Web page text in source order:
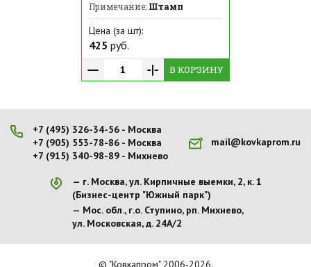
Примечание:Штамп
Цена (за шт):
425 руб.
В КОРЗИНУ
+7 (495) 326-34-56 - Москва
+7 (905) 553-78-86 - Москва
+7 (915) 340-98-89 - Михнево
mail@kovkaprom.ru
г. Москва, ул. Кирпичные выемки, 2, к. 1
(Бизнес-центр "Южный парк")
Мос. обл., г.о. Ступино, рп. Михнево,
ул. Московская, д. 24А/2
© "Ковкапром" 2006-2026.